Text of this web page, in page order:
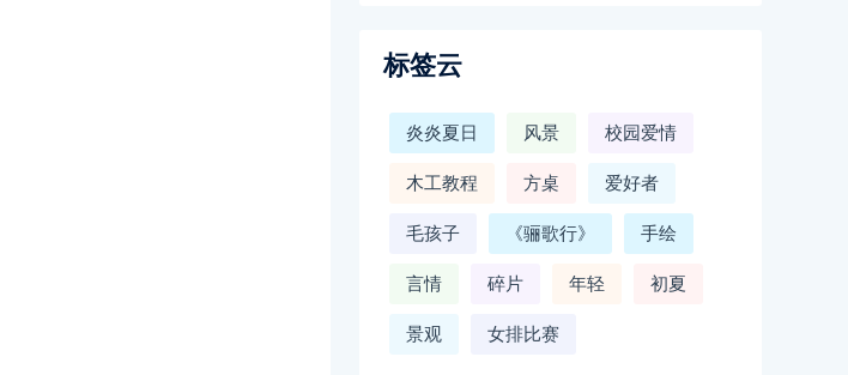
标签云
炎炎夏日 风景 校园爱情
木工教程 方桌 爱好者
毛孩子 《骊歌行》 手绘
言情 碎片 年轻 初夏
景观 女排比赛